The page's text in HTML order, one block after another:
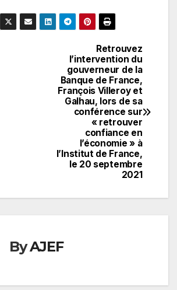
Retrouvez
l’intervention du
gouverneur de la
Banque de France,
François Villeroy et
Galhau, lors de sa
conférence sur
« retrouver
confiance en
l’économie » à
l’Institut de France,
le 20 septembre
2021
ByAJEF